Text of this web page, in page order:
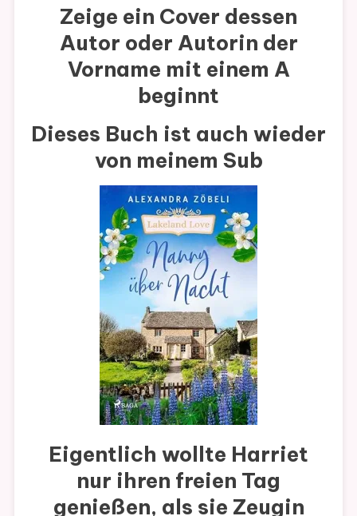
Zeige ein Cover dessen
Autor oder Autorin der
Vorname mit einem A
beginnt
Dieses Buch ist auch wieder
von meinem Sub
Eigentlich wollte Harriet
nur ihren freien Tag
genießen, als sie Zeugin